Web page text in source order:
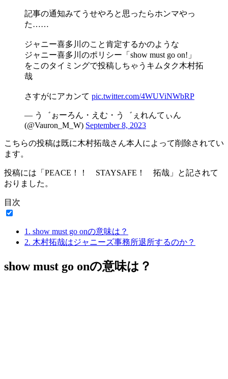
記事の通知みてうせやろと思ったらホンマやっ
た……
ジャニー喜多川のこと肯定するかのような
ジャニー喜多川のポリシー「show must go on!」
をこのタイミングで投稿しちゃうキムタク木村拓
哉
さすがにアカンて pic.twitter.com/4WUViNWbRP
— う゛ぉーろん・えむ・う゛ぇれんてぃん
(@Vauron_M_W) September 8, 2023
こちらの投稿は既に木村拓哉さん本人によって削除されてい
ます。
投稿には「PEACE！！ STAYSAFE！ 拓哉」と記されて
おりました。
目次
1. show must go onの意味は？
2. 木村拓哉はジャニーズ事務所退所するのか？
show must go onの意味は？